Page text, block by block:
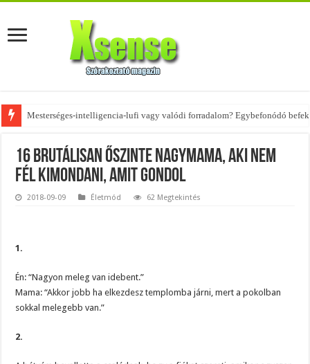
Mesterséges-intelligencia-lufi vagy valódi forradalom? Egybefonódó
Az övtáskák továbbra is trendik – nézd meg, milyen stílusokhoz illenek!
16 brutálisan őszinte nagymama, aki nem
fél kimondani, amit gondol
2018-09-09 Életmód 62 Megtekintés
1.
Én: “Nagyon meleg van idebent.”
Mama: “Akkor jobb ha elkezdesz templomba járni, mert a pokolban
sokkal melegebb van.”
2.